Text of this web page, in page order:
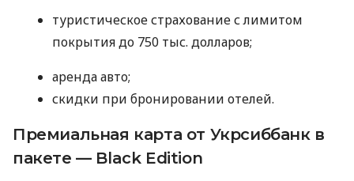
туристическое страхование с лимитом
покрытия до 750 тыс. долларов;
аренда авто;
скидки при бронировании отелей.
Премиальная карта от Укрсиббанк в
пакете — Black Edition